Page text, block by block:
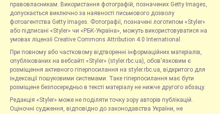
правовласникам. Використання фотографій, позначених Getty Images,
допускається виключно за наявності письмового дозволу
фотоагентства Getty Images. Фотографії, позначені логотипом «Styler»
або підписані «Styler» чи «РБК-Україна», можуть використовуватися на
умовах ліцензії Creative Commons Attribution 4.0 International.
При повному або частковому відтворенні інформаційних матеріалів,
опублікованих на вебсайті «Styler» (styler.rbc.ua), обов'язковим є
розміщення активного гіперпосилання на styler.rbc.ua, відкритого для
індексації пошуковими системами. Таке гіперпосилання має бути
розміщене безпосередньо в тексті матеріалу не нижче другого абзацу.
Редакція «Styler» може не поділяти точку зору авторів публікацій.
Оціночні судження, відповідно до законодавства України, не